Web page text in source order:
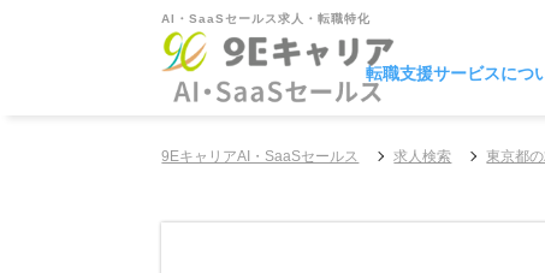
AI・SaaSセールス求人・転職特化
転職支援サービスにつ
9EキャリアAI・SaaSセールス 求人検索 東京都